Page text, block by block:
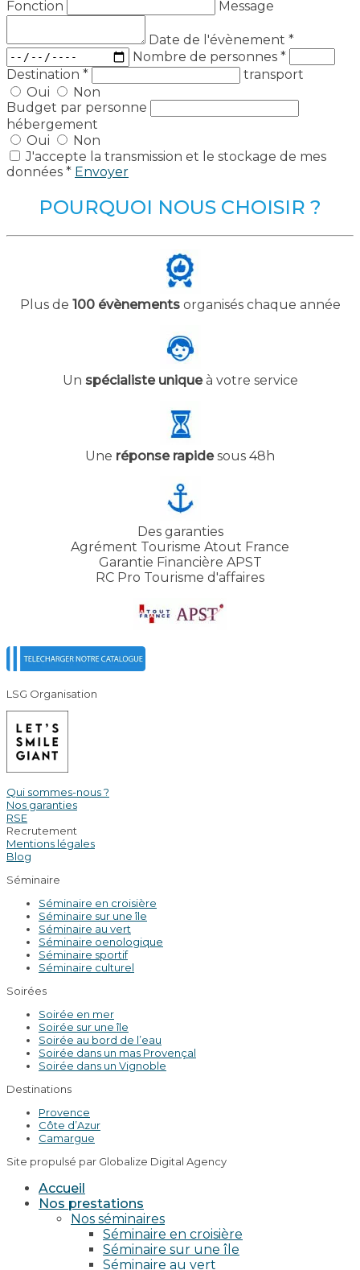
Fonction
Message
Date de l'évènement *
Nombre de personnes *
Destination *
transport
Oui
Non
Budget par personne
hébergement
Oui
Non
J'accepte la transmission et le stockage de mes
données * Envoyer
POURQUOI NOUS CHOISIR ?
Plus de 100 évènementsorganisés chaque année
Un spécialiste uniqueà votre service
Une réponse rapidesous 48h
Des garanties
Agrément Tourisme Atout France
Garantie Financière APST
RC Pro Tourisme d'affaires
LSG Organisation
Qui sommes-nous ?
Nos garanties
RSE
Recrutement
Mentions légales
Blog
Séminaire
Séminaire en croisière
Séminaire sur une île
Séminaire au vert
Séminaire oenologique
Séminaire sportif
Séminaire culturel
Soirées
Soirée en mer
Soirée sur une île
Soirée au bord de l’eau
Soirée dans un mas Provençal
Soirée dans un Vignoble
Destinations
Provence
Côte d’Azur
Camargue
Site propulsé par Globalize Digital Agency
Accueil
Nos prestations
Nos séminaires
Séminaire en croisière
Séminaire sur une île
Séminaire au vert